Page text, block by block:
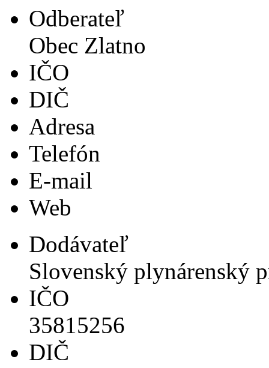
Odberateľ
Obec Zlatno
IČO
DIČ
Adresa
Telefón
E-mail
Web
Dodávateľ
Slovenský plynárenský
IČO
35815256
DIČ